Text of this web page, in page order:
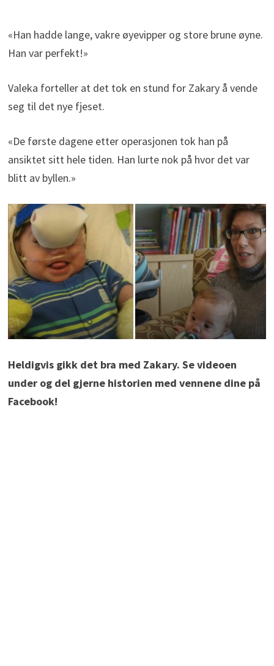
«Han hadde lange, vakre øyevipper og store brune øyne.
Han var perfekt!»
Valeka forteller at det tok en stund for Zakary å vende
seg til det nye fjeset.
«De første dagene etter operasjonen tok han på
ansiktet sitt hele tiden. Han lurte nok på hvor det var
blitt av byllen.»
Heldigvis gikk det bra med Zakary. Se videoen
under og del gjerne historien med vennene dine på
Facebook!